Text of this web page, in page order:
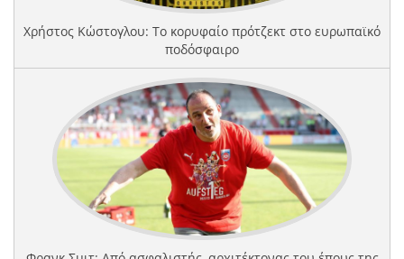
Χρήστος Κώστογλου: Το κορυφαίο πρότζεκτ στο ευρωπαϊκό
ποδόσφαιρο